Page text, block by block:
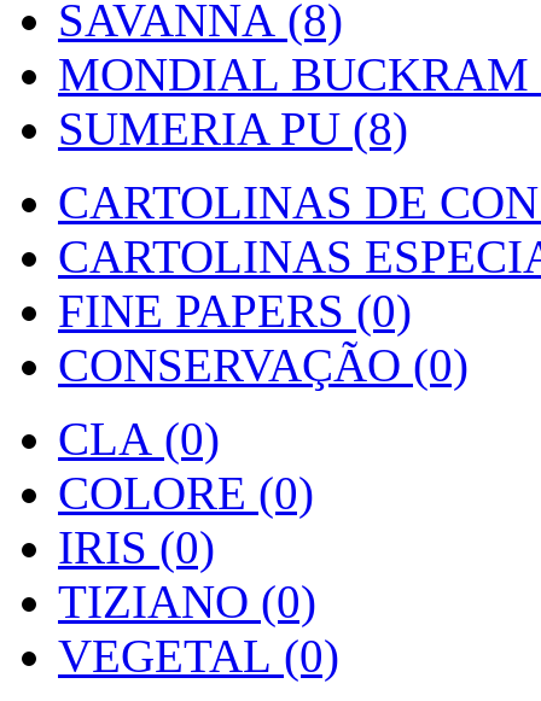
SAVANNA (8)
MONDIAL BUCKRAM
SUMERIA PU (8)
CARTOLINAS DE
CARTOLINAS
FINE PAPERS (0)
CONSERVAÇÃO (0)
CLA (0)
COLORE (0)
IRIS (0)
TIZIANO (0)
VEGETAL (0)